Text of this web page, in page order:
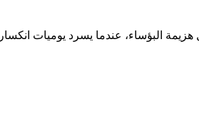
البؤساء، عندما يسرد يوميات